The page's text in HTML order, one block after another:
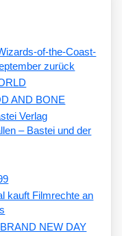
of-the-Coast-
zurück
AND BONE
– Bastei und der
kauft Filmrechte an
NEW DAY